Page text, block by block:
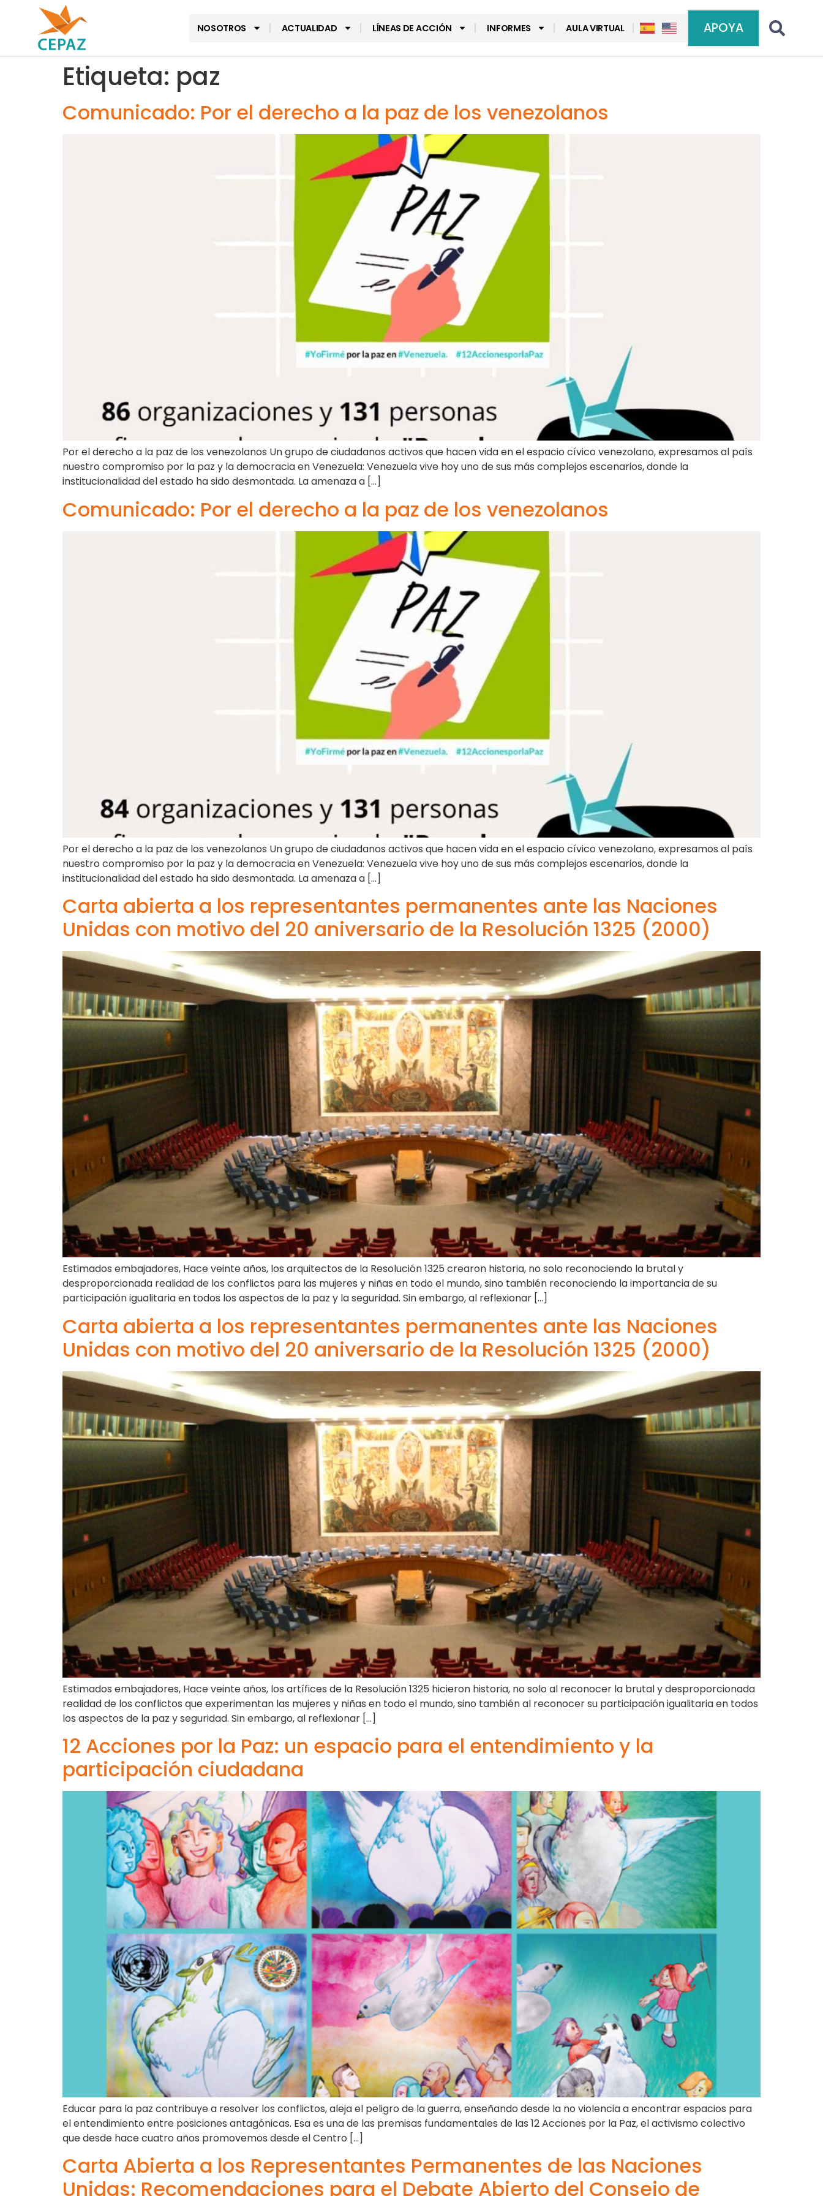
NOSOTROS ACTUALIDAD LÍNEAS DE ACCIÓN INFORMES AULA VIRTUAL APOYA
Etiqueta: paz
Comunicado: Por el derecho a la paz de los venezolanos
Por el derecho a la paz de los venezolanos Un grupo de ciudadanos activos que hacen vida en el espacio cívico venezolano, expresamos al país
nuestro compromiso por la paz y la democracia en Venezuela: Venezuela vive hoy uno de sus más complejos escenarios, donde la
institucionalidad del estado ha sido desmontada. La amenaza a […]
Comunicado: Por el derecho a la paz de los venezolanos
Por el derecho a la paz de los venezolanos Un grupo de ciudadanos activos que hacen vida en el espacio cívico venezolano, expresamos al país
nuestro compromiso por la paz y la democracia en Venezuela: Venezuela vive hoy uno de sus más complejos escenarios, donde la
institucionalidad del estado ha sido desmontada. La amenaza a […]
Carta abierta a los representantes permanentes ante las Naciones
Unidas con motivo del 20 aniversario de la Resolución 1325 (2000)
Estimados embajadores, Hace veinte años, los arquitectos de la Resolución 1325 crearon historia, no solo reconociendo la brutal y
desproporcionada realidad de los conflictos para las mujeres y niñas en todo el mundo, sino también reconociendo la importancia de su
participación igualitaria en todos los aspectos de la paz y la seguridad. Sin embargo, al reflexionar […]
Carta abierta a los representantes permanentes ante las Naciones
Unidas con motivo del 20 aniversario de la Resolución 1325 (2000)
Estimados embajadores, Hace veinte años, los artífices de la Resolución 1325 hicieron historia, no solo al reconocer la brutal y desproporcionada
realidad de los conflictos que experimentan las mujeres y niñas en todo el mundo, sino también al reconocer su participación igualitaria en todos
los aspectos de la paz y seguridad. Sin embargo, al reflexionar […]
12 Acciones por la Paz: un espacio para el entendimiento y la
participación ciudadana
Educar para la paz contribuye a resolver los conflictos, aleja el peligro de la guerra, enseñando desde la no violencia a encontrar espacios para
el entendimiento entre posiciones antagónicas. Esa es una de las premisas fundamentales de las 12 Acciones por la Paz, el activismo colectivo
que desde hace cuatro años promovemos desde el Centro […]
Carta Abierta a los Representantes Permanentes de las Naciones
Unidas: Recomendaciones para el Debate Abierto del Consejo de